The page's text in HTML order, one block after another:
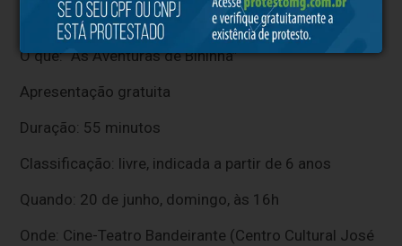
Serviço
O que: “As Aventuras de Bininha”
Apresentação gratuita
Duração: 55 minutos
Classificação: livre, indicada a partir de 6 anos
Quando: 20 de junho, domingo, às 16h
Onde: Cine-Teatro Bandeirante (Centro Cultural José